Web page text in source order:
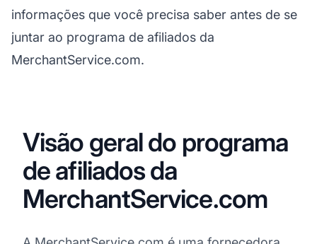
informações que você precisa saber antes de se
juntar ao programa de afiliados da
MerchantService.com.
Visão geral do programa
de afiliados da
MerchantService.com